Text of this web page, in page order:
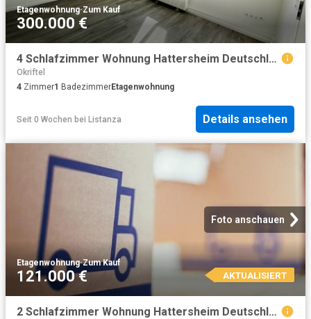
Etagenwohnung·Zum Kauf
300.000 €
4 Schlafzimmer Wohnung Hattersheim Deutschland 103803711
Okriftel
4 Zimmer1 BadezimmerEtagenwohnung
Seit 0 Wochen bei Listanza Details ansehen
Foto anschauen
Etagenwohnung·Zum Kauf
121.000 € AKTUALISIERT
2 Schlafzimmer Wohnung Hattersheim Deutschland 104797821